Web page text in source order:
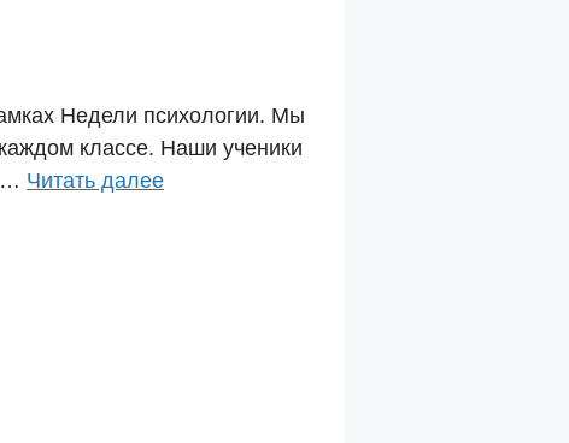
Недели психологии. Мы
классе. Наши ученики
… Читать далее